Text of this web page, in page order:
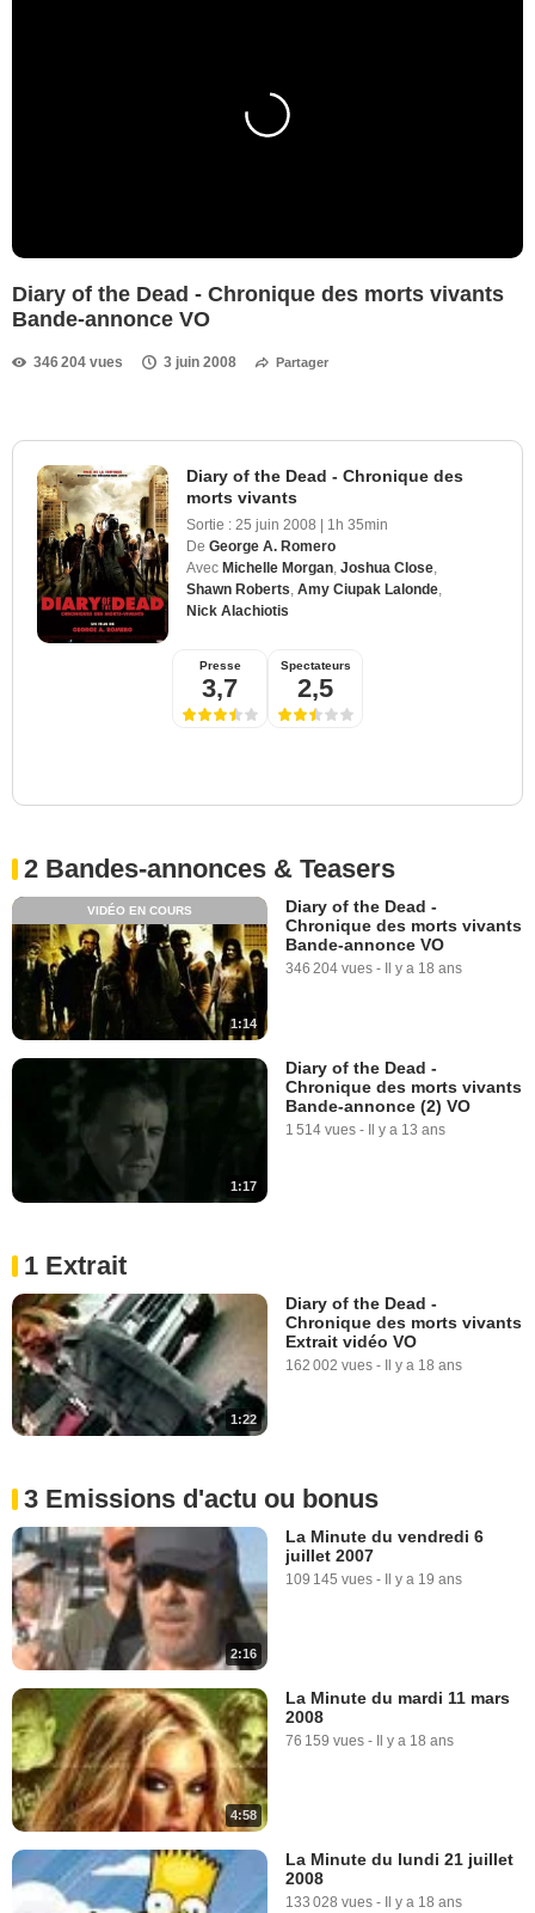
Diary of the Dead - Chronique des morts vivants
Bande-annonce VO
346 204 vues 3 juin 2008 Partager
Diary of the Dead - Chronique des
morts vivants
Sortie : 25 juin 2008 | 1h 35min
De George A. Romero
Avec Michelle Morgan Joshua Close
Shawn Roberts Amy Ciupak Lalonde
Nick Alachiotis
Presse
3,7
Spectateurs
2,5
2 Bandes-annonces & Teasers
1:14
VIDÉO EN COURS
Diary of the Dead -
Chronique des morts vivants
Bande-annonce VO
346 204 vues - Il y a 18 ans
1:17
Diary of the Dead -
Chronique des morts vivants
Bande-annonce (2) VO
1 514 vues - Il y a 13 ans
1 Extrait
1:22
Diary of the Dead -
Chronique des morts vivants
Extrait vidéo VO
162 002 vues - Il y a 18 ans
3 Emissions d'actu ou bonus
2:16
La Minute du vendredi 6
juillet 2007
109 145 vues - Il y a 19 ans
4:58
La Minute du mardi 11 mars
2008
76 159 vues - Il y a 18 ans
La Minute du lundi 21 juillet
2008
133 028 vues - Il y a 18 ans